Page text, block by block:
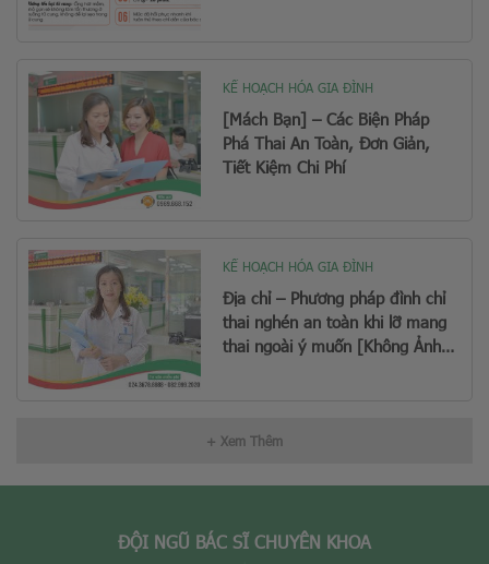
KẾ HOẠCH HÓA GIA ĐÌNH
[Mách Bạn] – Các Biện Pháp
Phá Thai An Toàn, Đơn Giản,
Tiết Kiệm Chi Phí
KẾ HOẠCH HÓA GIA ĐÌNH
Địa chỉ – Phương pháp đình chỉ
thai nghén an toàn khi lỡ mang
thai ngoài ý muốn [Không Ảnh
+ Xem Thêm
ĐỘI NGŨ BÁC SĨ CHUYÊN KHOA